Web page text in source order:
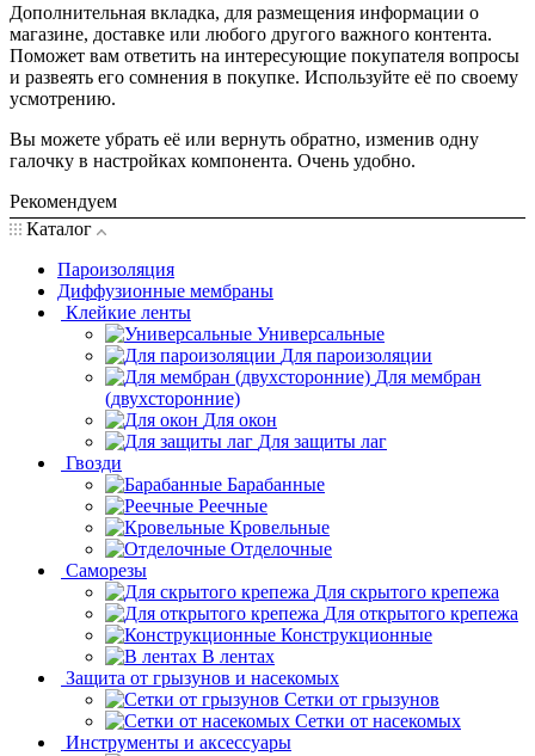
Дополнительная вкладка, для размещения информации о
магазине, доставке или любого другого важного контента.
Поможет вам ответить на интересующие покупателя вопросы
и развеять его сомнения в покупке. Используйте её по своему
усмотрению.
Вы можете убрать её или вернуть обратно, изменив одну
галочку в настройках компонента. Очень удобно.
Рекомендуем
Каталог
Пароизоляция
Диффузионные мембраны
Клейкие ленты
Универсальные
Для пароизоляции
Для мембран
(двухсторонние)
Для окон
Для защиты лаг
Гвозди
Барабанные
Реечные
Кровельные
Отделочные
Саморезы
Для скрытого крепежа
Для открытого крепежа
Конструкционные
В лентах
Защита от грызунов и насекомых
Сетки от грызунов
Сетки от насекомых
Инструменты и аксессуары